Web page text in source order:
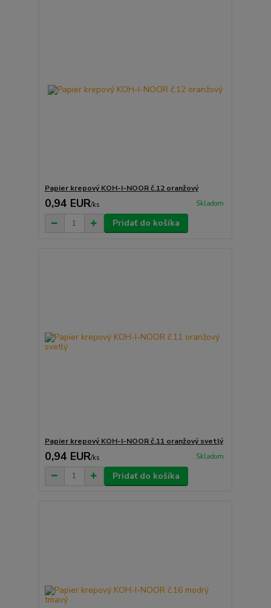
Papier krepový KOH-I-NOOR č.12 oranžový
0,94 EUR/ks Skladom
Pridať do košíka
Papier krepový KOH-I-NOOR č.11 oranžový svetlý
0,94 EUR/ks Skladom
Pridať do košíka